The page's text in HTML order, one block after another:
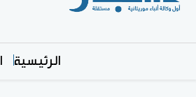
الرئيسية